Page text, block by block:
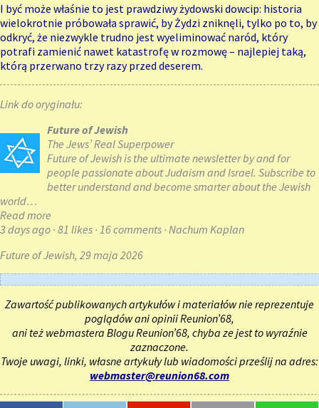
I być może właśnie to jest prawdziwy żydowski dowcip: historia
wielokrotnie próbowała sprawić, by Żydzi zniknęli, tylko po to, by
odkryć, że niezwykle trudno jest wyeliminować naród, który
potrafi zamienić nawet katastrofę w rozmowę – najlepiej taką,
którą przerwano trzy razy przed deserem.
Link do oryginału:
Future of Jewish
The Jews’ Real Superpower
Future of Jewish is the ultimate newsletter by and for
people passionate about Judaism and Israel. Subscribe to
better understand and become smarter about the Jewish
world…
Read more
3 days ago · 81 likes · 16 comments · Nachum Kaplan
Future of Jewish, 29 maja 2026
Zawartość publikowanych artykułów i materiałów nie reprezentuje
poglądów ani opinii Reunion’68,
ani też webmastera Blogu Reunion’68, chyba ze jest to wyraźnie
zaznaczone.
Twoje uwagi, linki, własne artykuły lub wiadomości prześlij na adres:
webmaster@reunion68.com